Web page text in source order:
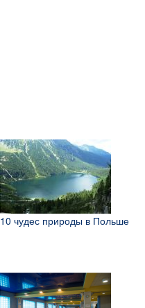
10 чудес природы в Польше